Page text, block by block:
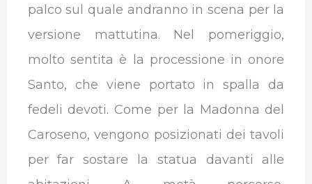
palco sul quale andranno in scena per la
versione mattutina. Nel pomeriggio,
molto sentita è la processione in onore
Santo, che viene portato in spalla da
fedeli devoti. Come per la Madonna del
Caroseno, vengono posizionati dei tavoli
per far sostare la statua davanti alle